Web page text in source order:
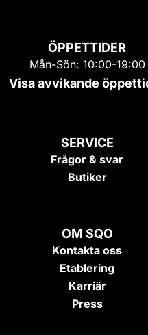
ÖPPETTIDER
Mån-Sön: 10:00-19:00
Visa avvikande
SERVICE
Frågor & svar
Butiker
OM SQO
Kontakta oss
Etablering
Karriär
Press